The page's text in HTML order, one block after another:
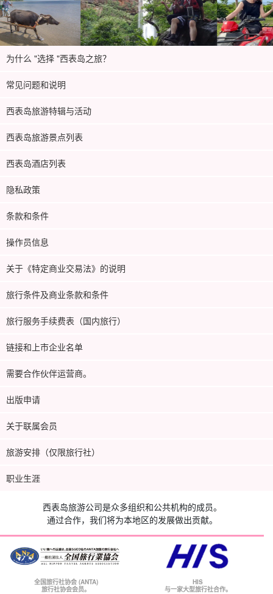
为什么 "选择 "西表岛之旅？
常见问题和说明
西表岛旅游特辑与活动
西表岛旅游景点列表
西表岛酒店列表
隐私政策
条款和条件
操作员信息
关于《特定商业交易法》的说明
旅行条件及商业条款和条件
旅行服务手续费表（国内旅行）
链接和上市企业名单
需要合作伙伴运营商。
出版申请
关于联属会员
旅游安排（仅限旅行社）
职业生涯
西表岛旅游公司是众多组织和公共机构的成员。
通过合作，我们将为本地区的发展做出贡献。
全国旅行社协会 (ANTA)
旅行社协会会员。
HIS
与一家大型旅行社合作。